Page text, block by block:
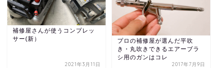
補修屋さんが使うコンプレッ
サー(新）
2021年3月11日
プロの補修屋が選んだ平吹
き・丸吹きできるエアーブラ
シ用のガンはコレ
2017年7月9日